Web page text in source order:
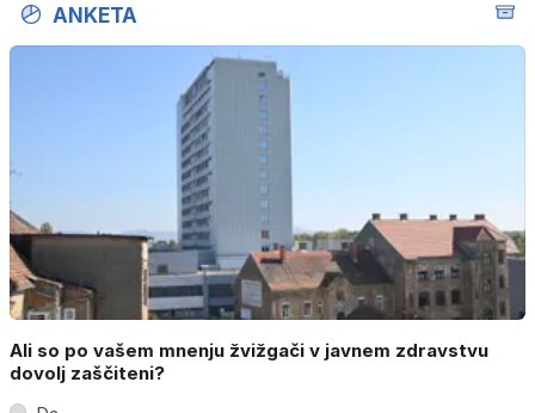
ANKETA
Ali so po vašem mnenju žvižgači v javnem zdravstvu
dovolj zaščiteni?